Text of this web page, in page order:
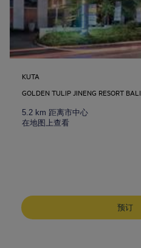
KUTA
GOLDEN TULIP JINENG RESORT BALI
5.2 km 距离市中心
在地图上查看
预订
峨嵋山酒店
昆明酒店